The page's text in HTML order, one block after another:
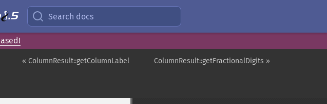
Search docs
ColumnResult::getFractionalDigits »
« ColumnResult::getColumnLabel